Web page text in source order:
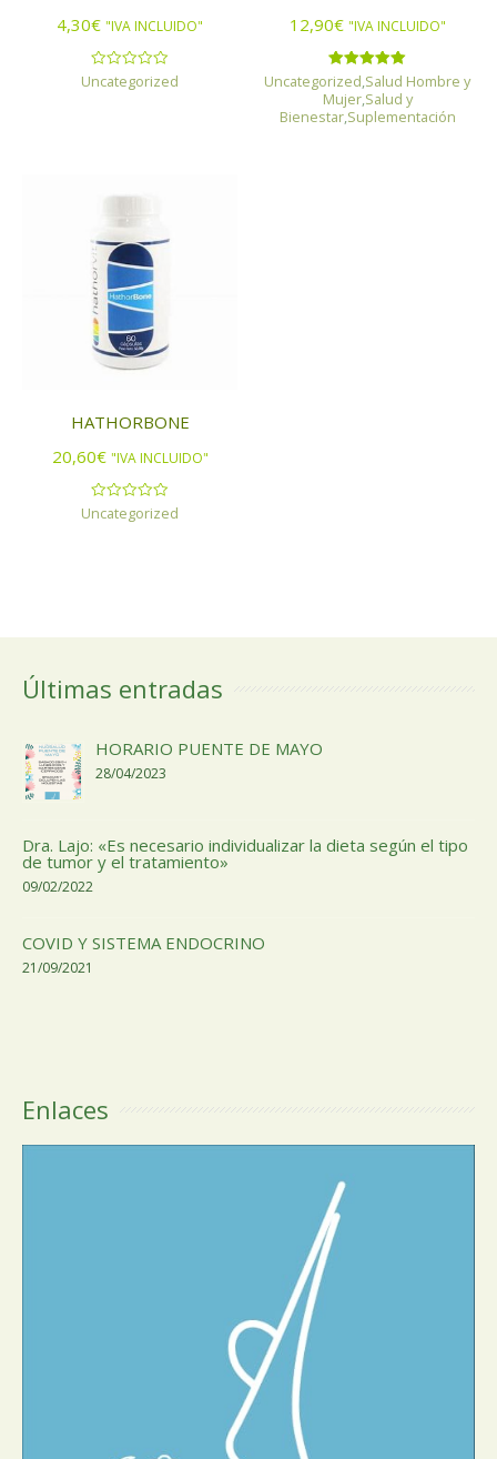
4,30€ "IVA INCLUIDO"
Valorado
Uncategorized
12,90€ "IVA INCLUIDO"
Valorado
con
5.00
de 5
Uncategorized,Salud Hombre y
Mujer,Salud y
Bienestar,Suplementación
HATHORBONE
20,60€ "IVA INCLUIDO"
Valorado
con
Uncategorized
Últimas entradas
HORARIO PUENTE DE MAYO
28/04/2023
Dra. Lajo: «Es necesario individualizar la dieta según el tipo
de tumor y el tratamiento»
09/02/2022
COVID Y SISTEMA ENDOCRINO
21/09/2021
Enlaces